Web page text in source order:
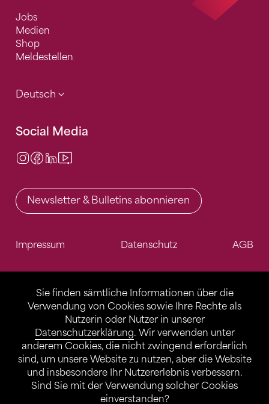
Sie finden sämtliche Informationen über die
Verwendung von Cookies sowie Ihre Rechte als
Nutzerin oder Nutzer in unserer
Datenschutzerklärung. Wir verwenden unter
anderem Cookies, die nicht zwingend erforderlich
sind, um unsere Website zu nutzen, aber die Website
und insbesondere Ihr Nutzererlebnis verbessern.
Sind Sie mit der Verwendung solcher Cookies
einverstanden?
Jobs
Medien
Shop
Meldestellen
Deutsch
Social Media
Instagram
Facebook
LinkedIn
Newsletter & Bulletins abonnieren
Impressum Datenschutz AGB